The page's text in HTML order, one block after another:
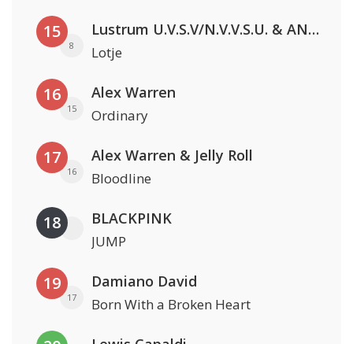
15
8
Lustrum U.V.S.V/N.V.V.S.U. & ANNO ONS & Jopke van Dobbenburgh & Roeland Beelen
Lotje
16
15
Alex Warren
Ordinary
17
16
Alex Warren & Jelly Roll
Bloodline
18 BLACKPINK
JUMP
19
17
Damiano David
Born With a Broken Heart